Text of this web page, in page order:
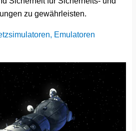
zu gewährleisten.
Emulatoren